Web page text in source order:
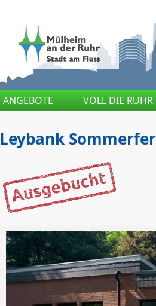
ANGEBOTE VOLL DIE RUHR
Leybank